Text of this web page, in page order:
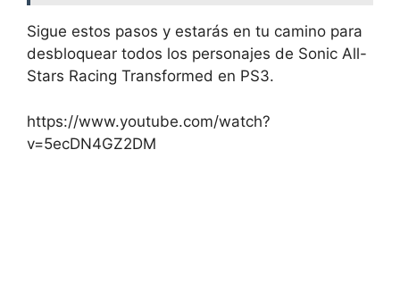
Sigue estos pasos y estarás en tu camino para
desbloquear todos los personajes de Sonic All-
Stars Racing Transformed en PS3.
https://www.youtube.com/watch?
v=5ecDN4GZ2DM